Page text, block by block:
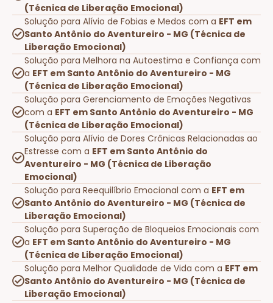
(Técnica de Liberação Emocional)
Solução para Alívio de Fobias e Medos com a EFT em
Santo Antônio do Aventureiro - MG (Técnica de
Liberação Emocional)
Solução para Melhora na Autoestima e Confiança com
a EFT em Santo Antônio do Aventureiro - MG
(Técnica de Liberação Emocional)
Solução para Gerenciamento de Emoções Negativas
com a EFT em Santo Antônio do Aventureiro - MG
(Técnica de Liberação Emocional)
Solução para Alívio de Dores Crônicas Relacionadas ao
Estresse com a EFT em Santo Antônio do
Aventureiro - MG (Técnica de Liberação
Emocional)
Solução para Reequilíbrio Emocional com a EFT em
Santo Antônio do Aventureiro - MG (Técnica de
Liberação Emocional)
Solução para Superação de Bloqueios Emocionais com
a EFT em Santo Antônio do Aventureiro - MG
(Técnica de Liberação Emocional)
Solução para Melhor Qualidade de Vida com a EFT em
Santo Antônio do Aventureiro - MG (Técnica de
Liberação Emocional)